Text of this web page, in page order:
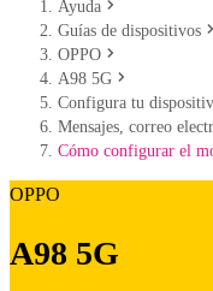
Ayuda
Guías de dispositivos
OPPO
A98 5G
Configura tu
Mensajes, correo
Cómo configurar el
OPPO
A98 5G